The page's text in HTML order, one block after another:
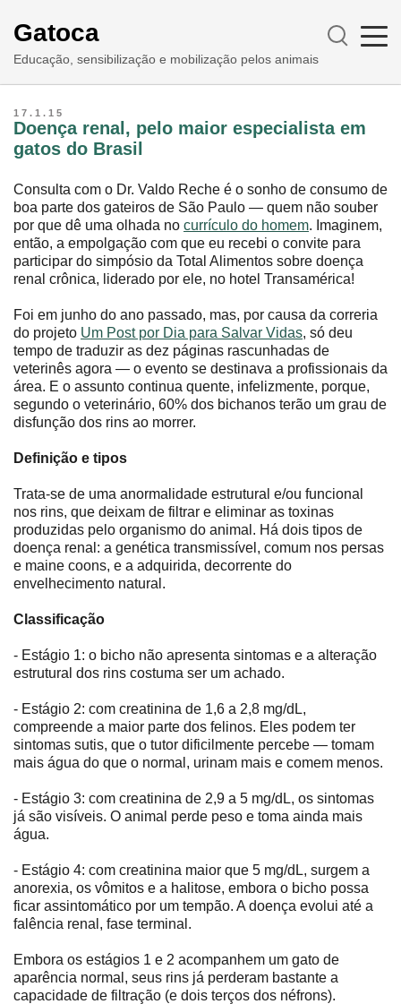
Gatoca
Educação, sensibilização e mobilização pelos animais
17.1.15
Doença renal, pelo maior especialista em
gatos do Brasil
Consulta com o Dr. Valdo Reche é o sonho de consumo de
boa parte dos gateiros de São Paulo ― quem não souber
por que dê uma olhada no currículo do homem. Imaginem,
então, a empolgação com que eu recebi o convite para
participar do simpósio da Total Alimentos sobre doença
renal crônica, liderado por ele, no hotel Transamérica!
Foi em junho do ano passado, mas, por causa da correria
do projeto Um Post por Dia para Salvar Vidas, só deu
tempo de traduzir as dez páginas rascunhadas de
veterinês agora ― o evento se destinava a profissionais da
área. E o assunto continua quente, infelizmente, porque,
segundo o veterinário, 60% dos bichanos terão um grau de
disfunção dos rins ao morrer.
Definição e tipos
Trata-se de uma anormalidade estrutural e/ou funcional
nos rins, que deixam de filtrar e eliminar as toxinas
produzidas pelo organismo do animal. Há dois tipos de
doença renal: a genética transmissível, comum nos persas
e maine coons, e a adquirida, decorrente do
envelhecimento natural.
Classificação
- Estágio 1: o bicho não apresenta sintomas e a alteração
estrutural dos rins costuma ser um achado.
- Estágio 2: com creatinina de 1,6 a 2,8 mg/dL,
compreende a maior parte dos felinos. Eles podem ter
sintomas sutis, que o tutor dificilmente percebe ― tomam
mais água do que o normal, urinam mais e comem menos.
- Estágio 3: com creatinina de 2,9 a 5 mg/dL, os sintomas
já são visíveis. O animal perde peso e toma ainda mais
água.
- Estágio 4: com creatinina maior que 5 mg/dL, surgem a
anorexia, os vômitos e a halitose, embora o bicho possa
ficar assintomático por um tempão. A doença evolui até a
falência renal, fase terminal.
Embora os estágios 1 e 2 acompanhem um gato de
aparência normal, seus rins já perderam bastante a
capacidade de filtração (e dois terços dos néfrons).